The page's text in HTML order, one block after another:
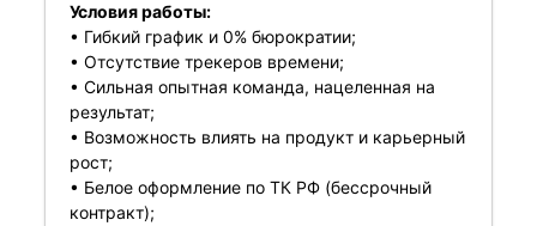
Условия работы:
• Гибкий график и 0% бюрократии;
• Отсутствие трекеров времени;
• Сильная опытная команда, нацеленная на
результат;
• Возможность влиять на продукт и карьерный
рост;
• Белое оформление по ТК РФ (бессрочный
контракт);